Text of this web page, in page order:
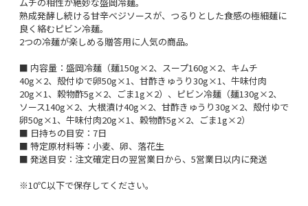
熟成発酵し続ける甘辛べジソースが、つるりとした食感の極細麺に
良く絡むピビン冷麺。
2つの冷麺が楽しめる贈答用に人気の商品。
■ 内容量：盛岡冷麺（麺150g×2、スープ160g×2、キムチ
40g×2、殻付ゆで卵50g×1、甘酢きゅうり30g×1、牛味付肉
20g×1、穀物酢5g×2、ごま1g×2）、ピビン冷麺（麺130g×2、
ソース140g×2、大根漬け40g×2、甘酢きゅうり30g×2、殻付ゆで
卵50g×1、牛味付肉20g×1、穀物酢5g×2、ごま1g×2）
■ 日持ちの目安：7日
■ 特定原材料等：小麦、卵、落花生
■ 発送目安：注文確定日の翌営業日から、5営業日以内に発送
※10℃以下で保存してください。